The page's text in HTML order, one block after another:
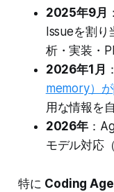
2025年9月
Issueを割
析・実装・
2026年1月
memory）
用な情報を
2026年：
モデル対応
特に Coding